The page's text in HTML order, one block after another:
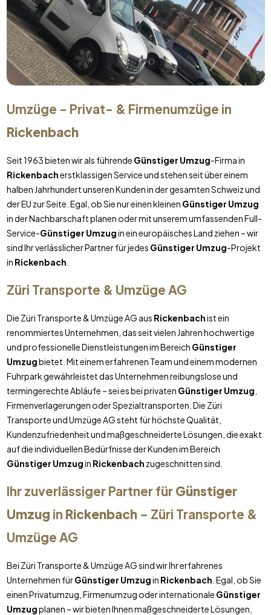
Umzüge - Privat- & Firmenumzüge in
Rickenbach
Seit 1963 bieten wir als führende Günstiger Umzug-Firma in
Rickenbacherstklassigen Service und stehen seit über einem
halben Jahrhundert unseren Kunden in der gesamten Schweiz und
der EU zur Seite. Egal, ob Sie nur einen kleinen Günstiger Umzug
in der Nachbarschaft planen oder mit unserem umfassenden Full-
Service-Günstiger Umzugin ein europäisches Land ziehen – wir
sind Ihr verlässlicher Partner für jedes Günstiger Umzug-Projekt
in Rickenbach
Züri Transporte & Umzüge AG
Die Züri Transporte & Umzüge AG aus Rickenbachist ein
renommiertes Unternehmen, das seit vielen Jahren hochwertige
und professionelle Dienstleistungen im Bereich Günstiger
Umzugbietet. Mit einem erfahrenen Team und einem modernen
Fuhrpark gewährleistet das Unternehmen reibungslose und
termingerechte Abläufe – sei es bei privaten Günstiger Umzug
Firmenverlagerungen oder Spezialtransporten. Die Züri
Transporte und Umzüge AG steht für höchste Qualität,
Kundenzufriedenheit und maßgeschneiderte Lösungen, die exakt
auf die individuellen Bedürfnisse der Kunden im Bereich
Günstiger Umzugin Rickenbach zugeschnitten sind.
Ihr zuverlässiger Partner fürGünstiger
Umzug in Rickenbach– Züri Transporte &
Umzüge AG
Bei Züri Transporte & Umzüge AG sind wir Ihr erfahrenes
Unternehmen fürGünstiger Umzugin Rickenbach . Egal, ob Sie
einen Privatumzug, Firmenumzug oder internationale Günstiger
Umzugplanen – wir bieten Ihnen maßgeschneiderte Lösungen,